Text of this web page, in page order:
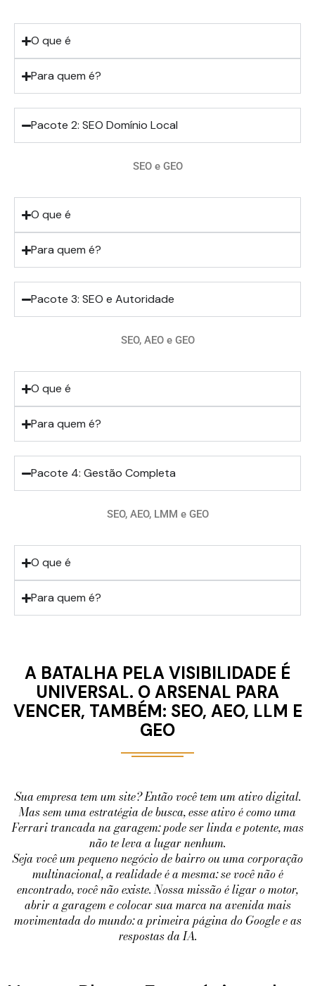
O que é
Para quem é?
Pacote 2: SEO Domínio Local
SEO e GEO
O que é
Para quem é?
Pacote 3: SEO e Autoridade
SEO, AEO e GEO
O que é
Para quem é?
Pacote 4: Gestão Completa
SEO, AEO, LMM e GEO
O que é
Para quem é?
A BATALHA PELA VISIBILIDADE É
UNIVERSAL. O ARSENAL PARA
VENCER, TAMBÉM: SEO, AEO, LLM E
GEO
Sua empresa tem um site? Então você tem um ativo digital.
Mas sem uma estratégia de busca, esse ativo é como uma
Ferrari trancada na garagem: pode ser linda e potente, mas
não te leva a lugar nenhum.
Seja você um pequeno negócio de bairro ou uma corporação
multinacional, a realidade é a mesma: se você não é
encontrado, você não existe. Nossa missão é ligar o motor,
abrir a garagem e colocar sua marca na avenida mais
movimentada do mundo: a primeira página do Google e as
respostas da IA.